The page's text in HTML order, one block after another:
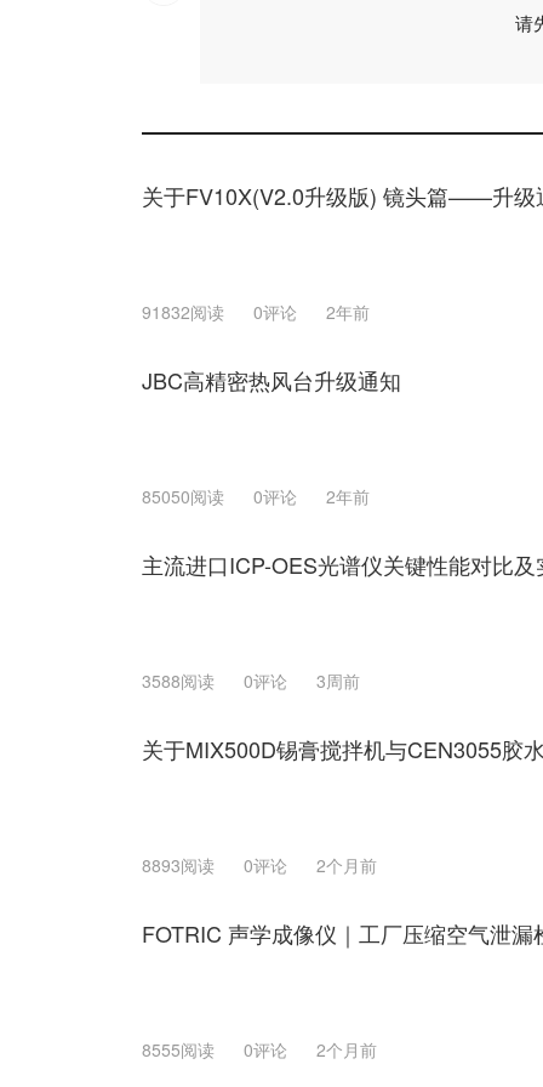
请
关于FV10X(V2.0升级版) 镜头篇——升级
91832阅读 0评论 2年前
JBC高精密热风台升级通知
85050阅读 0评论 2年前
主流进口ICP-OES光谱仪关键性能对比
3588阅读 0评论 3周前
关于MIX500D锡膏搅拌机与CEN3055胶
8893阅读 0评论 2个月前
FOTRIC 声学成像仪｜工厂压缩空气泄漏
8555阅读 0评论 2个月前